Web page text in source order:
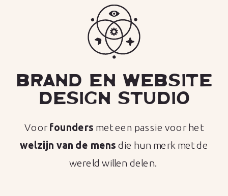
Voorfounders met een passie voor het
welzijn van de mens die hun merk met de
wereld willen delen.
BRAND EN WEBSITE
DESIGN STUDIO